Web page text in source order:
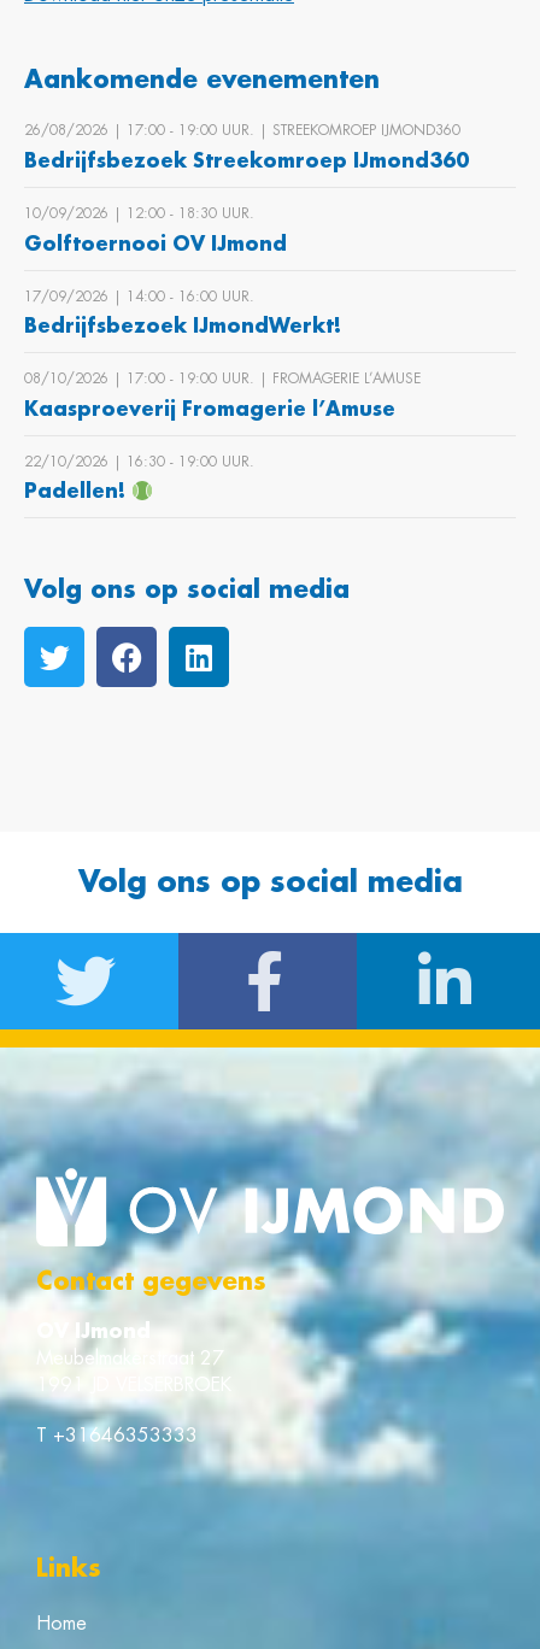
Aankomende evenementen
26/08/2026 | 17:00 ‐ 19:00 UUR. | STREEKOMROEP IJMOND360
Bedrijfsbezoek Streekomroep IJmond360
10/09/2026 | 12:00 ‐ 18:30 UUR.
Golftoernooi OV IJmond
17/09/2026 | 14:00 ‐ 16:00 UUR.
Bedrijfsbezoek IJmondWerkt!
08/10/2026 | 17:00 ‐ 19:00 UUR. | FROMAGERIE L’AMUSE
Kaasproeverij Fromagerie l’Amuse
22/10/2026 | 16:30 ‐ 19:00 UUR.
Padellen!
Volg ons op social media
Volg ons op social media
Contact gegevens
OV IJmond
Meubelmakerstraat 27
1991 JD VELSERBROEK
T +31646353333
Links
Home